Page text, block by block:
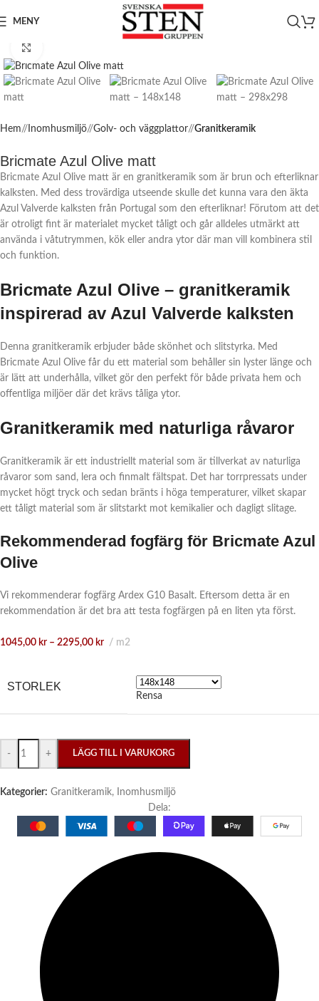
MENY
Hem/ Inomhusmiljö/ Golv- och väggplattor/ Granitkeramik
Bricmate Azul Olive matt
Bricmate Azul Olive matt är en granitkeramik som är brun och efterliknar
kalksten. Med dess trovärdiga utseende skulle det kunna vara den äkta
Azul Valverde kalksten från Portugal som den efterliknar! Förutom att det
är otroligt fint är materialet mycket tåligt och går alldeles utmärkt att
använda i våtutrymmen, kök eller andra ytor där man vill kombinera stil
och funktion.
Bricmate Azul Olive – granitkeramik
inspirerad av Azul Valverde kalksten
Denna granitkeramik erbjuder både skönhet och slitstyrka. Med
Bricmate Azul Olive får du ett material som behåller sin lyster länge och
är lätt att underhålla, vilket gör den perfekt för både privata hem och
offentliga miljöer där det krävs tåliga ytor.
Granitkeramik med naturliga råvaror
Granitkeramik är ett industriellt material som är tillverkat av naturliga
råvaror som sand, lera och finmalt fältspat. Det har torrpressats under
mycket högt tryck och sedan bränts i höga temperaturer, vilket skapar
ett tåligt material som är slitstarkt mot kemikalier och dagligt slitage.
Rekommenderad fogfärg för Bricmate Azul
Olive
Vi rekommenderar fogfärg Ardex G10 Basalt. Eftersom detta är en
rekommendation är det bra att testa fogfärgen på en liten yta först.
1045,00 kr – 2295,00 kr m2
STORLEK
Rensa
- + LÄGG TILL I VARUKORG
Kategorier: Granitkeramik,
Inomhusmiljö
Dela: